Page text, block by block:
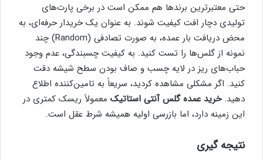
حتی معتبرترین برندها هم ممکن است در برخی پارت‌های
تولیدی دچار افت کیفیت شوند. به عنوان یک خریدار حرفه‌ای، به
محض دریافت بار عمده، به صورت تصادفی (Random) چند
نمونه از گلس‌ها را تست کنید. به کیفیت چسبندگی، عدم وجود
حباب‌های ریز در لایه چسب و صاف بودن سطح شیشه دقت
کنید. اگر مشکلی مشاهده کردید، سریعاً به تامین‌کننده اطلاع
دهید.خرید عمده گلس آنتی استاتیک معمولاً ریسک کمتری در
این زمینه دارد، اما بازرسی اولیه همیشه شرط عقل است.
نتیجه‌ گیری